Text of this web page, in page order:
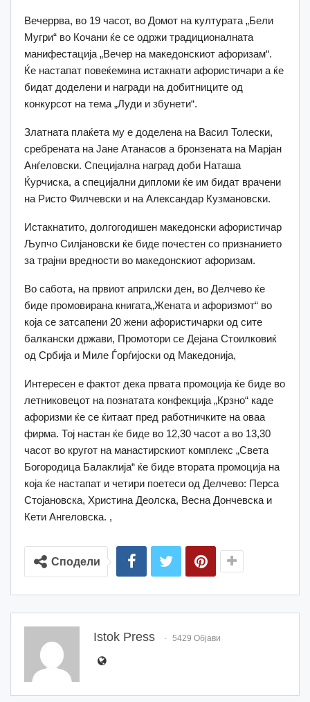
Вечеррва, во 19 часот, во Домот на културата „Бели
Мугри“ во Кочани ќе се одржи традиционалната
манифестација „Вечер на македонскиот афоризам“.
Ќе настапат повеќемина истакнати афористичари а ќе
бидат доделени и награди на добитниците од
конкурсот на тема „Луди и збунети“.
Златната плаќета му е доделена на Васил Толески,
сребрената на Јане Атанасов а бронзената на Марјан
Анѓеловски. Специјална наград доби Наташа
Ќурчиска, а специјални дипломи ќе им бидат врачени
на Ристо Филчевски и на Александар Кузмановски.
Истакнатито, долгогодишен македонски афористичар
Љупчо Силјановски ќе биде почестен со признанието
за трајни вредности во македонскиот афоризам.
Во сабота, на првиот априлски ден, во Делчево ќе
биде промовирана книгата„Жената и афоризмот“ во
која се затсапени 20 жени афористичарки од сите
балкански држави, Промотори се Дејана Стоилковиќ
од Србија и Миле Ѓорѓијоски од Македонија,
Интересен е фактот дека првата промоција ќе биде во
летниковецот на познатата конфекција „Крзно“ каде
афоризми ќе се ќитаат пред работничките на оваа
фирма. Тој настан ќе биде во 12,30 часот а во 13,30
часот во кругот на манастирскиот комплекс „Света
Богородица Балаклија“ ќе биде втората промоција на
која ќе настапат и четири поетеси од Делчево: Перса
Стојановска, Христина Деолска, Весна Дончевска и
Кети Ангеловска. ,
Сподели
Istok Press 5429 Објави